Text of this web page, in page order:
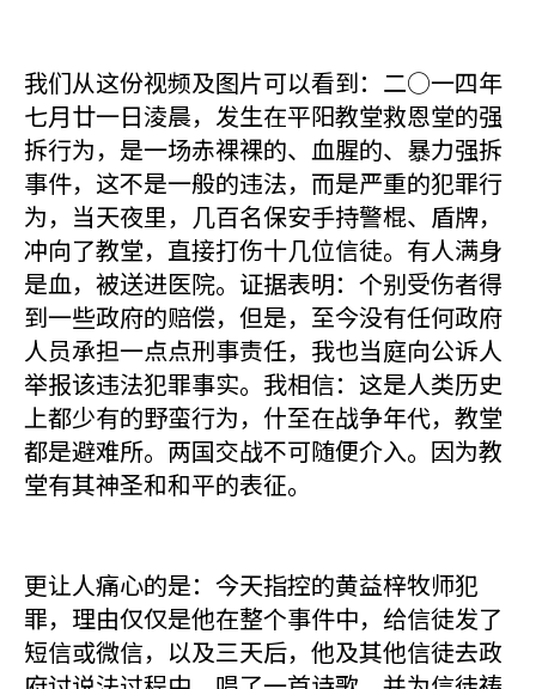
我们从这份视频及图片可以看到：二○一四年
七月廿一日淩晨，发生在平阳教堂救恩堂的强
拆行为，是一场赤裸裸的、血腥的、暴力强拆
事件，这不是一般的违法，而是严重的犯罪行
为，当天夜里，几百名保安手持警棍、盾牌，
冲向了教堂，直接打伤十几位信徒。有人满身
是血，被送进医院。证据表明：个别受伤者得
到一些政府的赔偿，但是，至今没有任何政府
人员承担一点点刑事责任，我也当庭向公诉人
举报该违法犯罪事实。我相信：这是人类历史
上都少有的野蛮行为，什至在战争年代，教堂
都是避难所。两国交战不可随便介入。因为教
堂有其神圣和和平的表征。
更让人痛心的是：今天指控的黄益梓牧师犯
罪，理由仅仅是他在整个事件中，给信徒发了
短信或微信，以及三天后，他及其他信徒去政